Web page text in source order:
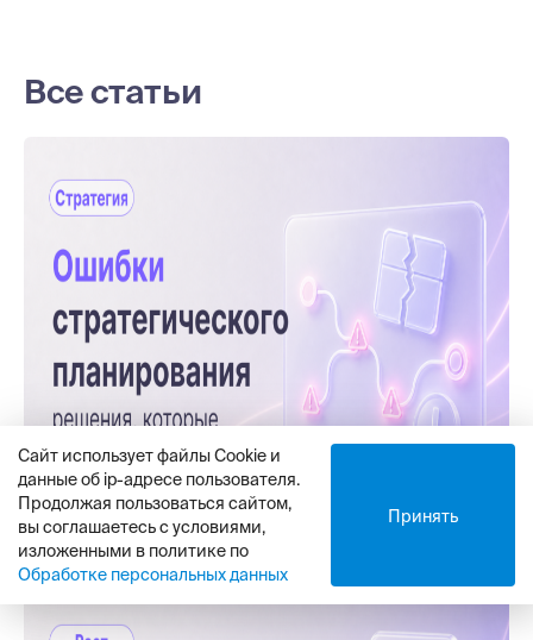
Сайт использует файлы Cookie и
данные об ip-адресе пользователя.
Продолжая пользоваться сайтом,
вы соглашаетесь с условиями,
изложенными в политике по
Обработке персональных данных
Принять
Все статьи